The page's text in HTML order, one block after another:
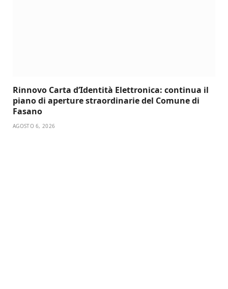
Rinnovo Carta d’Identità Elettronica: continua il
piano di aperture straordinarie del Comune di
Fasano
AGOSTO 6, 2026